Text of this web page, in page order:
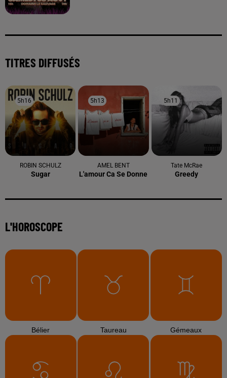
TITRES DIFFUSÉS
5h16
5h16
ROBIN SCHULZ
Sugar
5h13
5h13
AMEL BENT
L'amour Ca Se Donne
5h11
5h11
Tate McRae
Greedy
L'HOROSCOPE
Bélier Taureau Gémeaux